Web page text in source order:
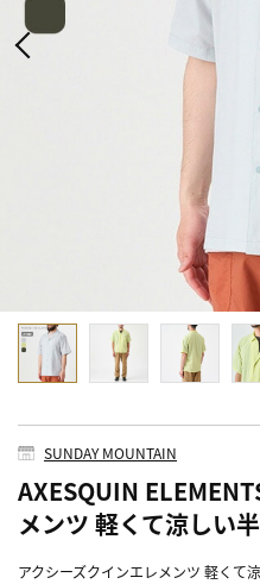
SUNDAY MOUNTAIN
AXESQUIN
メンツ 軽くて涼しい
アクシーズクインエレメンツ 軽くて